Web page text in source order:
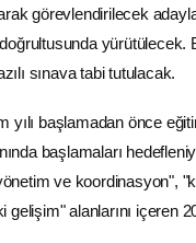
görevlendirilecek
yürütülecek.
sınava tabi tutulacak.
yılı başlamadan önce
başlamaları
ve koordinasyon",
alanlarını içeren